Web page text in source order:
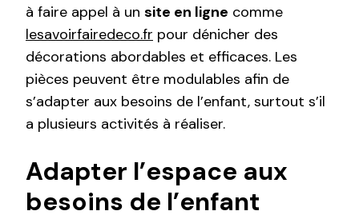
à faire appel à un site en ligne comme
lesavoirfairedeco.fr pour dénicher des
décorations abordables et efficaces. Les
pièces peuvent être modulables afin de
s’adapter aux besoins de l’enfant, surtout s’il
a plusieurs activités à réaliser.
Adapter l’espace aux
besoins de l’enfant